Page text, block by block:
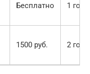
Бесплатно 1 год
1500 руб. 2 года